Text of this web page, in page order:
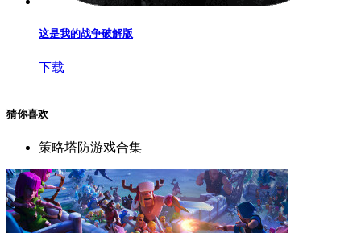
这是我的战争破解版
下载
猜你喜欢
策略塔防游戏合集